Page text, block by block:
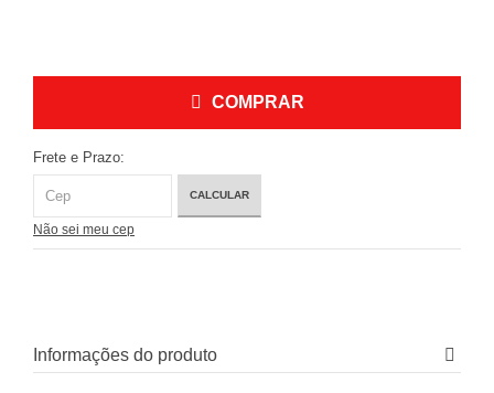
COMPRAR
Frete e Prazo:
CALCULAR
Não sei meu cep
Informações do produto